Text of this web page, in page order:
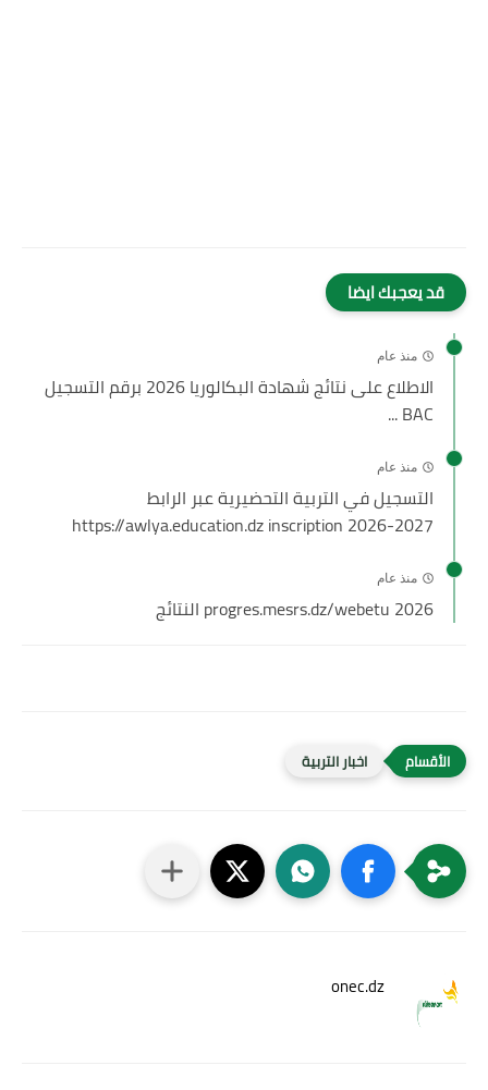
قد يعجبك ايضا
منذ عام
الاطلاع على نتائج شهادة البكالوريا 2026 برقم التسجيل
BAC ...
منذ عام
التسجيل في التربية التحضيرية عبر الرابط
https://awlya.education.dz inscription 2026-2027
منذ عام
progres.mesrs.dz/webetu 2026 النتائج
اخبار التربية
onec.dz